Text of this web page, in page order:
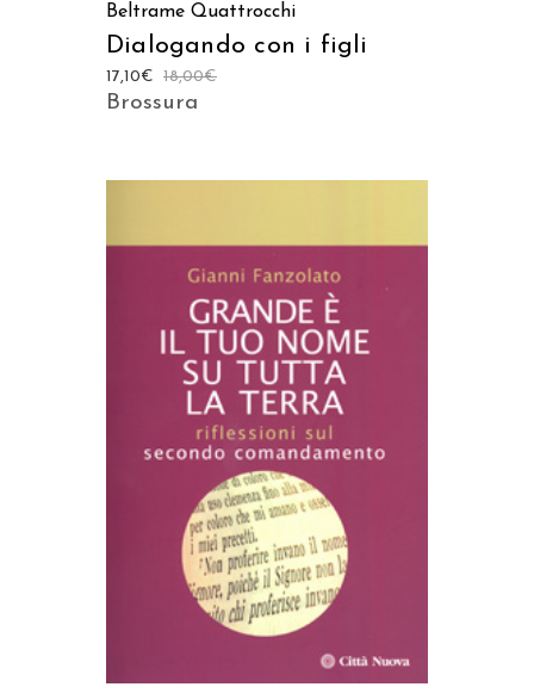
Beltrame Quattrocchi
Dialogando con i figli
18,00€
17,10€
Brossura
AGGIUNGI AL CARRELLO